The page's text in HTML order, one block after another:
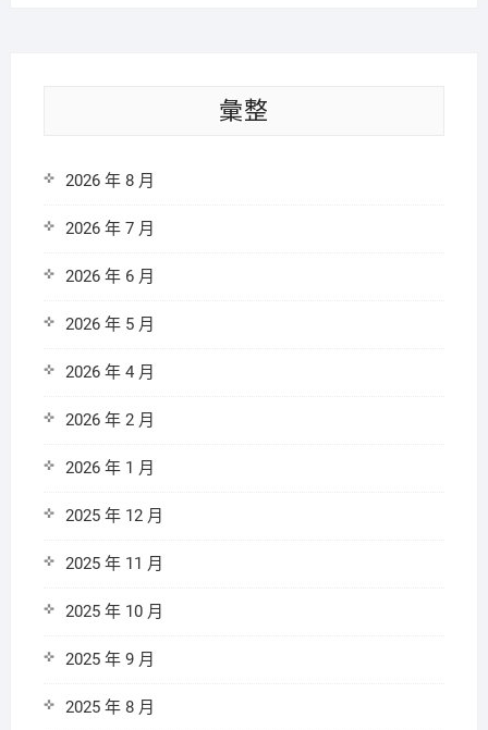
彙整
2026 年 8 月
2026 年 7 月
2026 年 6 月
2026 年 5 月
2026 年 4 月
2026 年 2 月
2026 年 1 月
2025 年 12 月
2025 年 11 月
2025 年 10 月
2025 年 9 月
2025 年 8 月